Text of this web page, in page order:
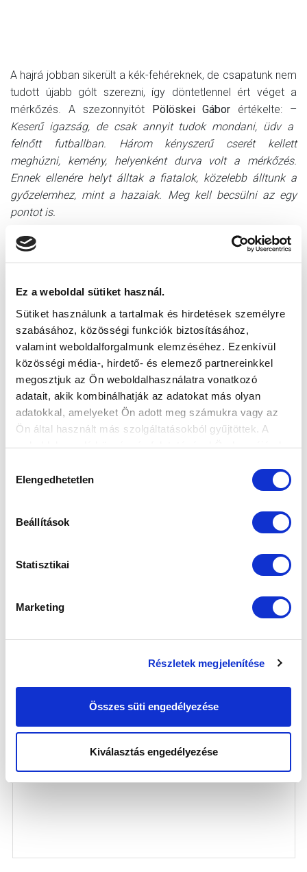
Ez a weboldal sütiket használ.
Sütiket használunk a tartalmak és hirdetések személyre
szabásához, közösségi funkciók biztosításához,
valamint weboldalforgalmunk elemzéséhez. Ezenkívül
közösségi média-, hirdető- és elemező partnereinkkel
megosztjuk az Ön weboldalhasználatra vonatkozó
adatait, akik kombinálhatják az adatokat más olyan
adatokkal, amelyeket Ön adott meg számukra vagy az
Ön által használt más szolgáltatásokból gyűjtöttek. A
weboldalon való böngészés folytatásával Ön hozzájárul a
kiválasztása
Elengedhetetlen
Beállítások
Statisztikai
Marketing
Részletek megjelenítése
Összes süti engedélyezése
Kiválasztás engedélyezése
A hajrá jobban sikerült a kék-fehéreknek, de csapatunk nem
tudott újabb gólt szerezni, így döntetlennel ért véget a
mérkőzés. A szezonnyitót
Pölöskei Gábor értékelte: –
Keserű igazság, de csak annyit tudok mondani, üdv a
felnőtt futballban. Három kényszerű cserét kellett
meghúzni, kemény, helyenként durva volt a mérkőzés.
Ennek ellenére helyt álltak a fiatalok, közelebb álltunk a
győzelemhez, mint a hazaiak. Meg kell becsülni az egy
pontot is.
A vezetőedzőt kérdeztük a sérültekről is: –Szabó
Dominiknak kiestek az ütközés utáni pillanatok, őt
Schrami lábára ráesett az ellenfél ütközés után, nem bír
kapott, a térdét fájlalta, remélhetőleg nem lesz komoly a
Tiszafüredi VSE
KAPCSOLÓDÓ CIKKEK
2025-06-12
Szerződése lejártát követően távozik klubunktól Nagy
Zsombor.